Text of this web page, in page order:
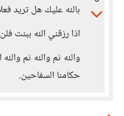
بالله عليك هل تريد
اذا رزقني الله ببنت
والله ثم والله ثم
حكامنا السفاحين.